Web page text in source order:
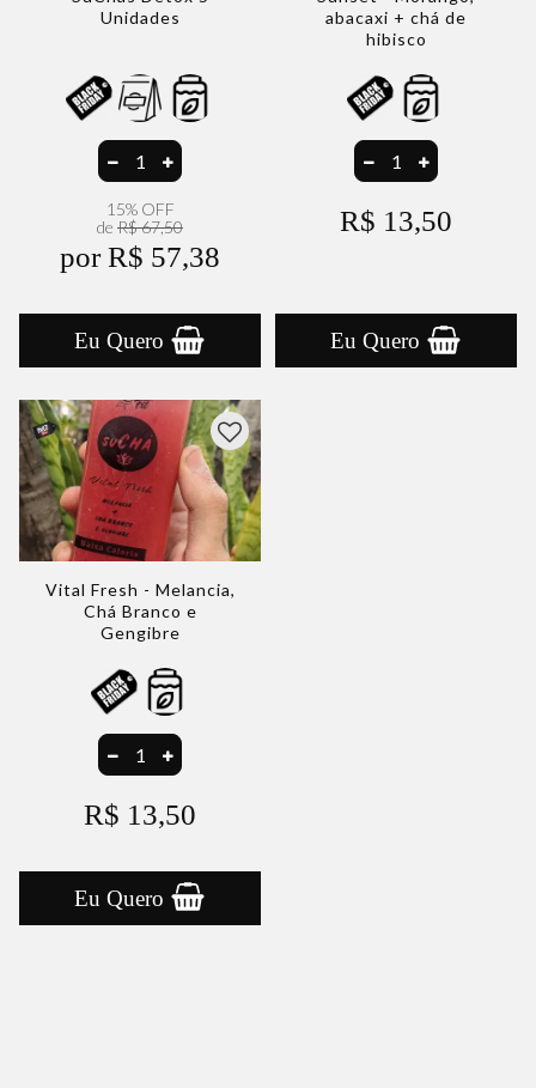
Unidades
15% OFF
de R$ 67,50
por R$ 57,38
Eu Quero
abacaxi + chá de
hibisco
R$ 13,50
Eu Quero
Vital Fresh - Melancia,
Chá Branco e
Gengibre
R$ 13,50
Eu Quero